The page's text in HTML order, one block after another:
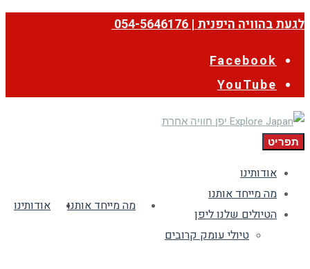
לגעת בהוויה היפנית | 054-5646176
Facebook
YouTube
תפריט
אודותינו מה מייחד אותנו
אודותינו
מה מייחד אותנו
הטיולים שלנו ליפן
טיולי עומק קרובים